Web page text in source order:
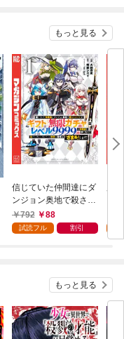
もっと見る
信じていた仲間達にダ
ンジョン奥地で殺され
かけたがギフト『無限
ガチャ』でレベル９９
『ざまぁ！』します！
792 88
試読フル 割引
もっと見る